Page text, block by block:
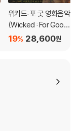
위키드: 포 굿 영화음악
(Wicked : For Good
- The Soundtrack)
28,600원
19%